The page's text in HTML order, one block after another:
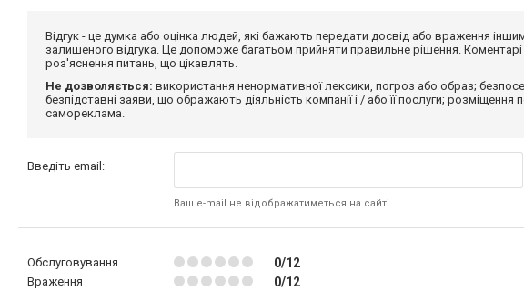
Відгук - це думка або оцінка людей, які бажають передати досвід або враження
залишеного відгука. Це допоможе багатьом прийняти правильне рішення.
роз'яснення питань, що цікавлять.
Не дозволяється: використання ненормативної лексики, погроз або образ;
безпідставні заяви, що ображають діяльність компанії і / або її послуги;
самореклама.
Введіть email:
Ваш e-mail не відображатиметься на сайті
Обслуговування 0/12
Враження 0/12